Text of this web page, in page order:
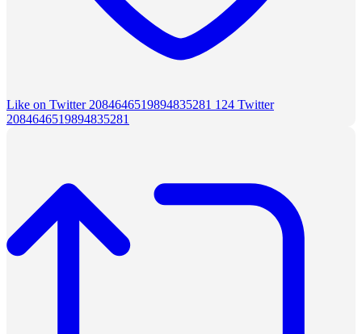
Like on Twitter 2084646519894835281 124 Twitter
2084646519894835281